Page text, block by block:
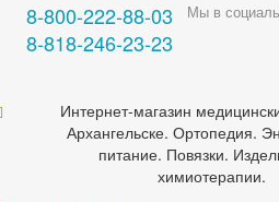
8-800-222-88-03
8-818-246-23-23
Мы в
Интернет-магазин
Архангельске. Ортопедия.
питание. Повязки.
химиотерапии.